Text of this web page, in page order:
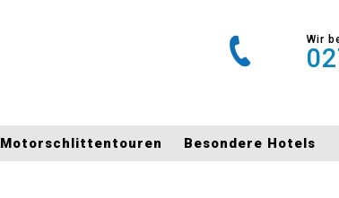
Wir
Motorschlittentouren Besondere Hotels